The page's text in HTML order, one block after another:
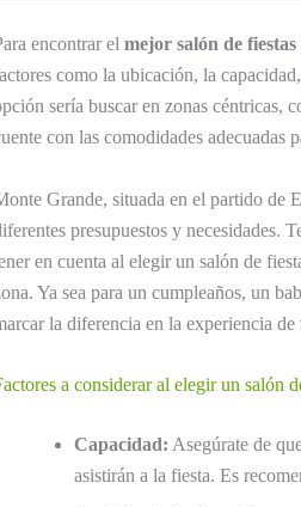
encontrar el mejor salón de
como la ubicación, la
sería buscar en zonas céntricas,
con las comodidades adecuadas
Grande, situada en el partido de
presupuestos y necesidades.
en cuenta al elegir un salón de
Ya sea para un cumpleaños, un
la diferencia en la experiencia de
a considerar al elegir un salón
Capacidad: Asegúrate de
asistirán a la fiesta. Es